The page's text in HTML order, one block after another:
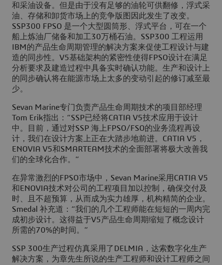
和采油设备。但是由于没有足够的油轮可供翻修，浮式采
油、存储和卸货市场上的竞争版图因此发生了改变。
SSP300 FPSO 是一个大型圆筒形、浮式平台，可在一个
船上炼油厂储备和加工30万桶石油。SSP300 工程运用
IBM的产品生命周期管理的解决方案来促使工程设计与建
造的同步性。V5基础架构的紧密性使得FPSO设计在满足
分析要求及建造过程中具备实时确认功能。生产和设计上
的同步确认将在能源市场上太多的变动引起的修订减至最
少。
Sevan Marine专门负责产品生命周期技术的项目部经理
Tom Erik指出：“SSP已经将CATIA V5技术应用于设计
中。目前，通过对SSP 海上FPSO/FSO的业务流程再设
计，我们在设计方案上正在大踏步地前进。CATIA V5，
ENOVIA V5和SMARTEAM技术的全面部署将极大改善我
们的全球化合作。”
在异常激烈的FPSO市场中，Sevan Marine采用CATIA V5
和ENOVIA技术对公司的工程项目加以控制，确保交付及
时、且不超预算，从而成为实力雄厚，机构精简的企业。
Smedal 补充道：“我们的几个工程师能在短短的一周内完
成初步设计。这得益于V5产品生命周期缩短了概念设计
所需的70%的时间。”
SSP 300生产过程仿真采用了DELMIA，达索数字化生产
解决方案，为章先生所说的生产工程师和设计工程师之间